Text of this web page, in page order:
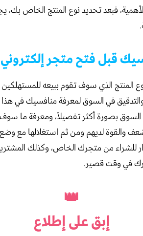
فبعد تحديد نوع المنتج الخاص
المنتج الذي سوف تقوم ببيعه
في السوق لمعرفة منافسيك في هذا
بصورة أكثر تفصيلاً، ومعرفة ما سوف
والقوة لديهم ومن ثم استغلالها مع
للشراء من متجرك الخاص، وكذلك
في وقت قصير.
👑
إبق علىإطلاع